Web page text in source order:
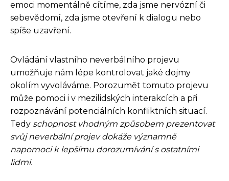
emoci momentálně cítíme, zda jsme nervózní či
sebevědomí, zda jsme otevření k dialogu nebo
spíše uzavření.
Ovládání vlastního neverbálního projevu
umožňuje nám lépe kontrolovat jaké dojmy
okolím vyvoláváme. Porozumět tomuto projevu
může pomoci i v mezilidských interakcích a při
rozpoznávání potenciálních konfliktních situací.
Tedy schopnost vhodným způsobem prezentovat
svůj neverbální projev dokáže významně
napomoci k lepšímu dorozumívání s ostatními
lidmi.